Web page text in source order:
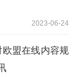
2023-06-24
盟在线内容规